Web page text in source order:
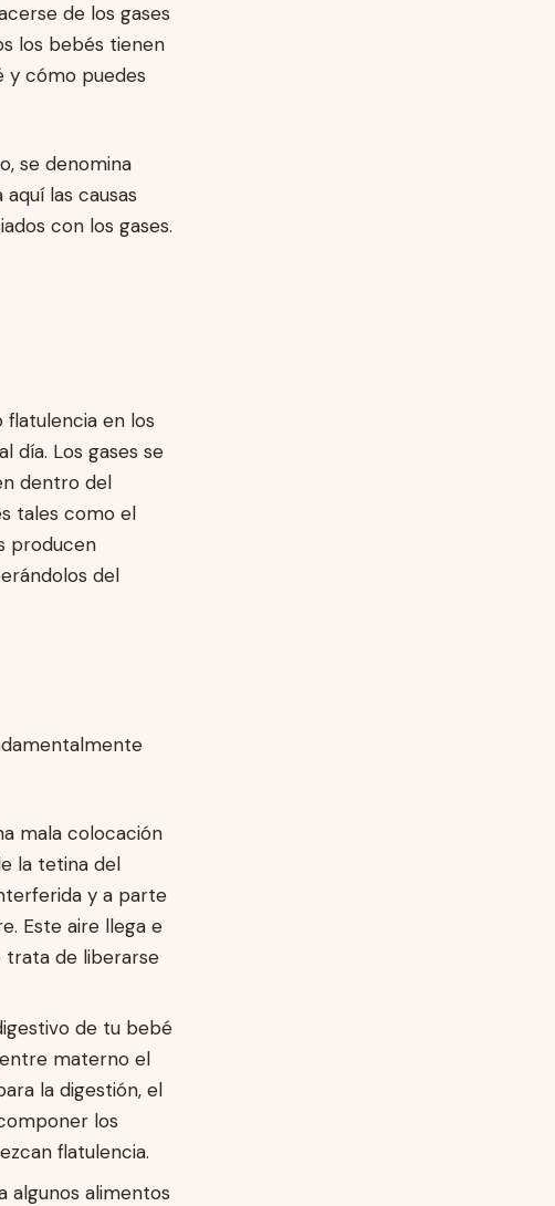
de los gases
los bebés tienen
y cómo puedes
se denomina
las causas
con los gases.
en los
día. Los gases se
dentro del
tales como el
producen
del
mala colocación
la tetina del
y a parte
Este aire llega e
trata de liberarse
de tu bebé
materno el
la digestión, el
los
flatulencia.
algunos alimentos